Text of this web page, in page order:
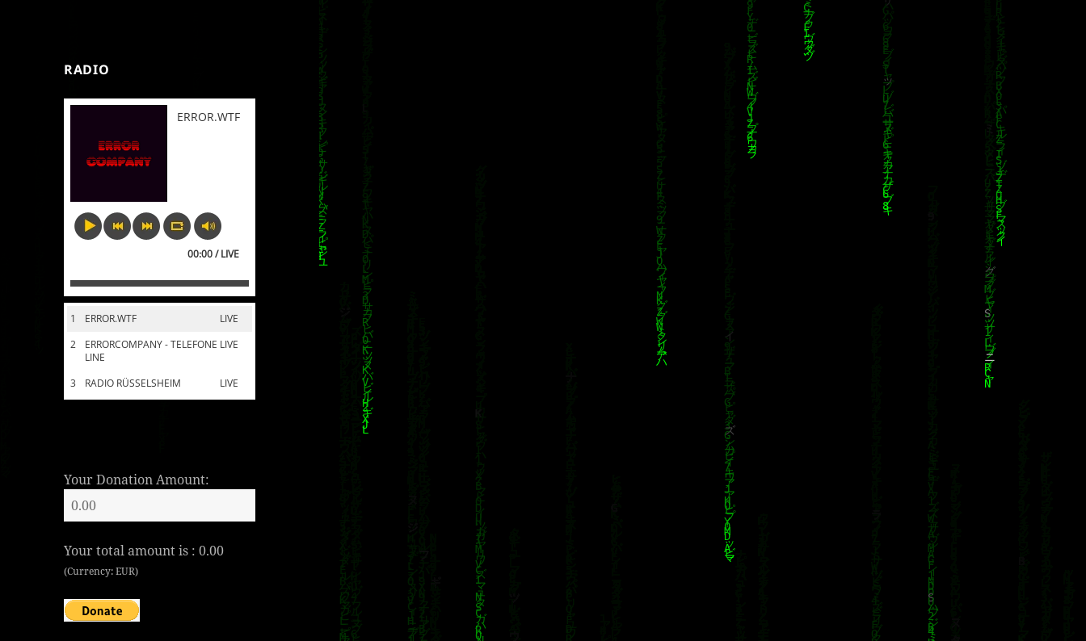
RADIO
ERROR.WTF
00:00 / LIVE
1 LIVE
ERROR.WTF
2
LIVE
ERRORCOMPANY - TELEFONE
LINE
3
LIVE
RADIO RÜSSELSHEIM
Your Donation Amount:
Your total amount is :0.00
(Currency: EUR)